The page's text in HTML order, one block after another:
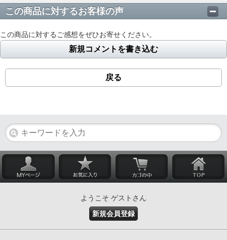
この商品に対するお客様の声
この商品に対するご感想をぜひお寄せください。
新規コメントを書き込む
戻る
ようこそ ゲストさん
新規会員登録